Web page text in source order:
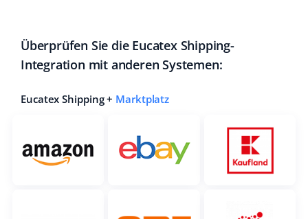
Überprüfen Sie die Eucatex Shipping-
Integration mit anderen Systemen:
Eucatex Shipping + Marktplatz